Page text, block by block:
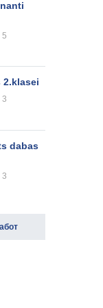
5
2.klasei
3
dabas
3